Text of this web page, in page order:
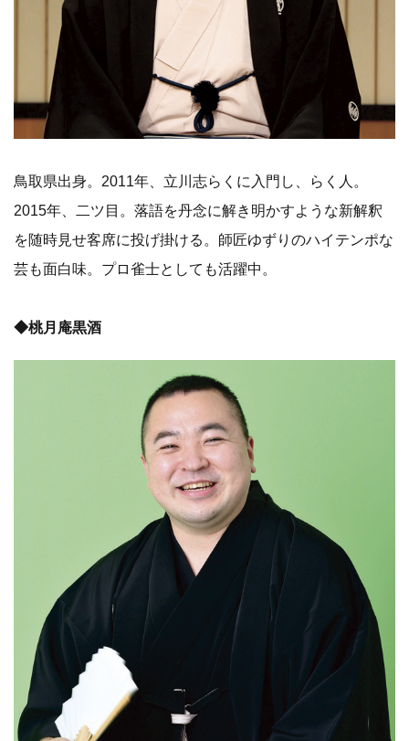
鳥取県出身。2011年、立川志らくに入門し、らく人。
2015年、二ツ目。落語を丹念に解き明かすような新解釈
を随時見せ客席に投げ掛ける。師匠ゆずりのハイテンポな
芸も面白味。プロ雀士としても活躍中。
◆桃月庵黒酒